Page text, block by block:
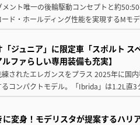
メント唯一の後輪駆動コンセプトと約
ード・ホールディング性能を実現するMモ
ジュニア」に限定車「スポルト
ファらしい専用装備も充実】
されたエレガンスをプラス 2025年に国
るコンパクトモデル。「Ibrida」は1.2L直
変身！モデリスタが提案するハリ